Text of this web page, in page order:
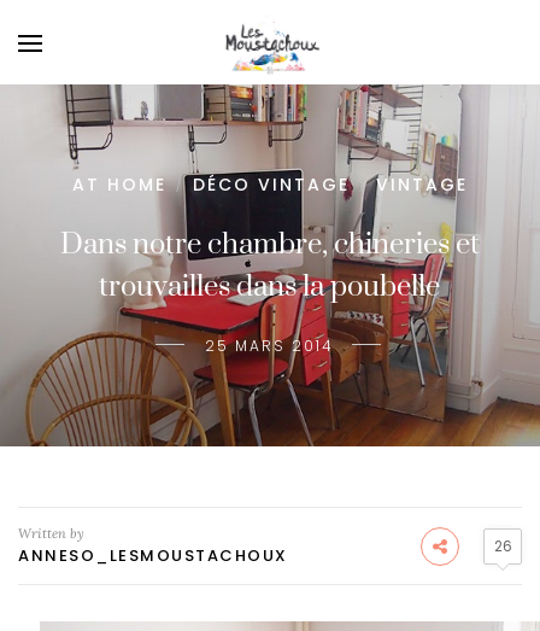
AT HOME / DÉCO VINTAGE / VINTAGE
Dans notre chambre, chineries et
trouvailles dans la poubelle
25 MARS 2014
Written by
ANNESO_LESMOUSTACHOUX 26